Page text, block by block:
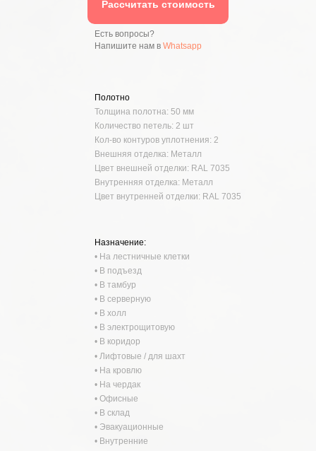
Рассчитать стоимость
Есть вопросы?
Напишите нам в Whatsapp
Полотно
Толщина полотна: 50 мм
Количество петель: 2 шт
Кол-во контуров уплотнения: 2
Внешняя отделка: Металл
Цвет внешней отделки: RAL 7035
Внутренняя отделка: Металл
Цвет внутренней отделки: RAL 7035
Назначение:
• На лестничные клетки
• В подъезд
• В тамбур
• В серверную
• В холл
• В электрощитовую
• В коридор
• Лифтовые / для шахт
• На кровлю
• На чердак
• Офисные
• В склад
• Эвакуационные
• Внутренние